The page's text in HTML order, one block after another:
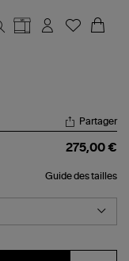
Partager
275,00 €
Guide des tailles